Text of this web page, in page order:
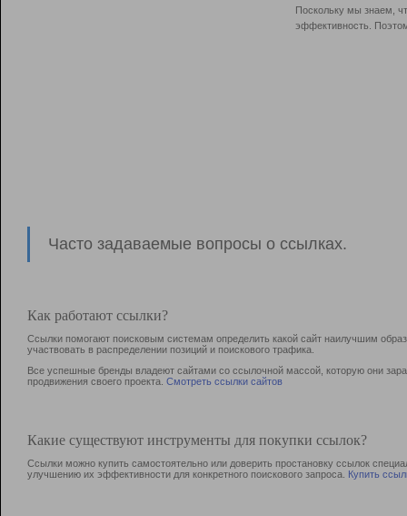
Поскольку мы знаем,
эффективность.
Часто задаваемые вопросы о ссылках.
Как работают ссылки?
Ссылки помогают поисковым системам определить какой сайт наилучшим
участвовать в раcпределении позиций и поискового трафика.
Все успешные бренды владеют сайтами со ссылочной массой, которую они
продвижения своего проекта. Смотреть ссылки сайтов
Какие существуют инструменты для покупки ссылок?
Ссылки можно купить самостоятельно или доверить простановку ссылок
улучшению их эффективности для конкретного поискового запроса. Купить